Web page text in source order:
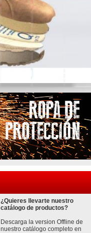
¿Quieres llevarte nuestro
catálogo de productos?
Descarga la version Offline de
nuestro catálogo completo en